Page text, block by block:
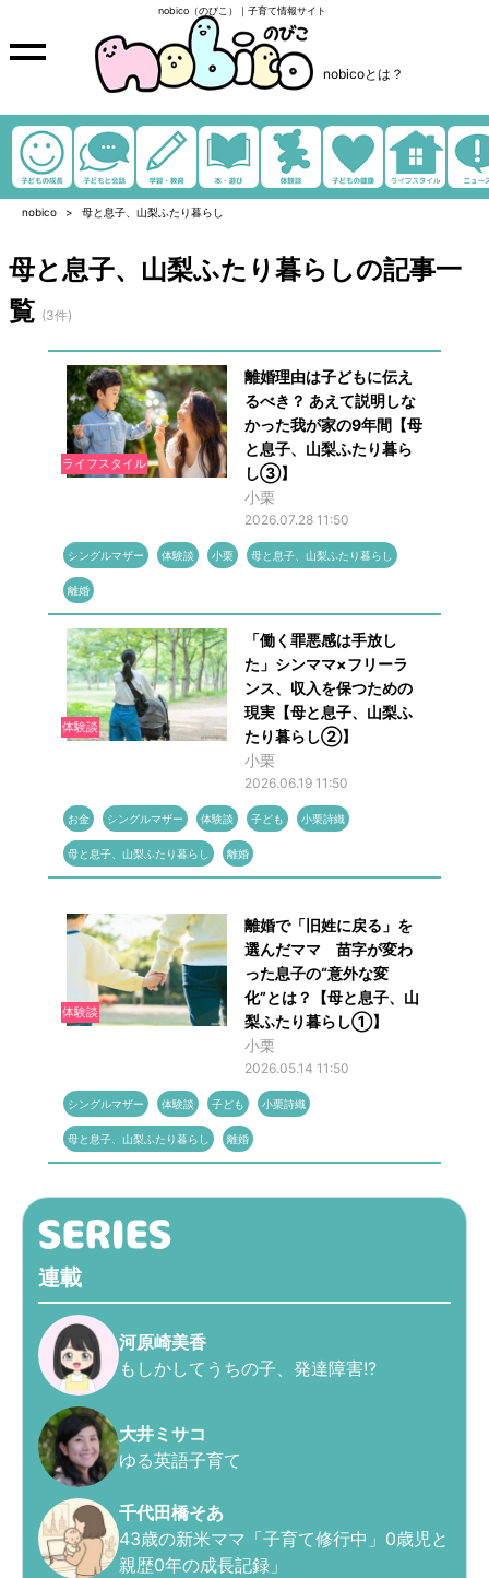
nobico（のびこ）｜子育て情報サイト
nobicoとは？
nobico 母と息子、山梨ふたり暮らし
母と息子、山梨ふたり暮らしの記事一
覧 (3件)
ライフスタイル
離婚理由は子どもに伝え
るべき？ あえて説明しな
かった我が家の9年間【母
と息子、山梨ふたり暮ら
し③】
小栗
2026.07.28 11:50
シングルマザー 体験談 小栗 母と息子、山梨ふたり暮らし
離婚
体験談
「働く罪悪感は手放し
た」シンママ×フリーラ
ンス、収入を保つための
現実【母と息子、山梨ふ
たり暮らし②】
小栗
2026.06.19 11:50
お金 シングルマザー 体験談 子ども 小栗詩織
母と息子、山梨ふたり暮らし 離婚
体験談
離婚で「旧姓に戻る」を
選んだママ 苗字が変わ
った息子の“意外な変
化”とは？【母と息子、山
梨ふたり暮らし①】
小栗
2026.05.14 11:50
シングルマザー 体験談 子ども 小栗詩織
母と息子、山梨ふたり暮らし 離婚
連載
河原崎美香
もしかしてうちの子、発達障害!?
大井ミサコ
ゆる英語子育て
千代田橋そあ
43歳の新米ママ「子育て修行中」0歳児と
親歴0年の成長記録」